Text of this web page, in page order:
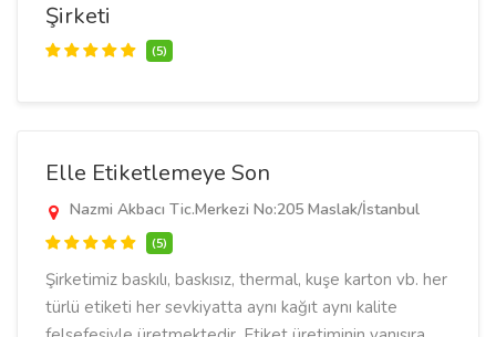
Şirketi
(5)
Elle Etiketlemeye Son
Nazmi Akbacı Tic.Merkezi No:205 Maslak/İstanbul
(5)
Şirketimiz baskılı, baskısız, thermal, kuşe karton vb. her
türlü etiketi her sevkiyatta aynı kağıt aynı kalite